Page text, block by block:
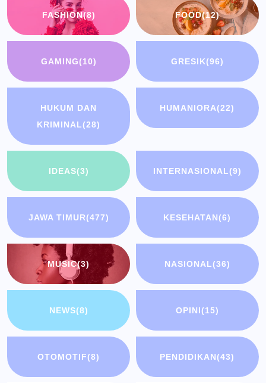
FASHION(8) FOOD(12)
GAMING(10) GRESIK(96)
HUKUM DAN
KRIMINAL(28)
HUMANIORA(22)
IDEAS(3) INTERNASIONAL(9)
JAWA TIMUR(477) KESEHATAN(6)
MUSIC(3) NASIONAL(36)
NEWS(8) OPINI(15)
OTOMOTIF(8) PENDIDIKAN(43)